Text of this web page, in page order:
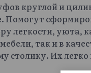
круглой и
Помогут
легкости, уюта,
так и в
столику. Их